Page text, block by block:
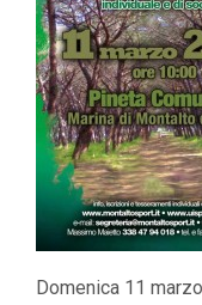
Domenica 11